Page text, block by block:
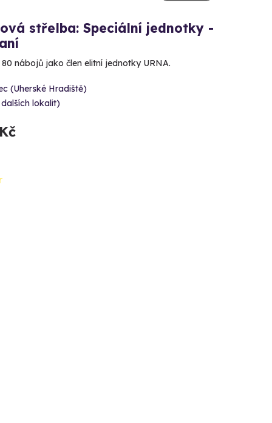
střelba: Speciální jednotky -
nábojů jako člen elitní jednotky URNA.
(Uherské Hradiště)
lokalit)